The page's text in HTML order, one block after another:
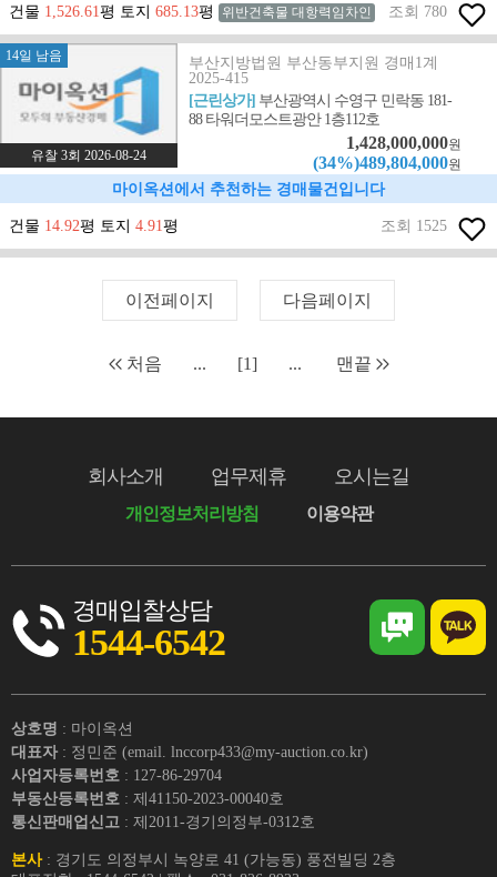
건물 1,526.61평 토지 685.13평 위반건축물 대항력임차인 조회 780
14일 남음
유찰 3회 2026-08-24
부산지방법원 부산동부지원 경매1계
2025-415
[근린상가] 부산광역시 수영구 민락동 181-
88 타워더모스트광안 1층112호
1,428,000,000원
(34%)489,804,000원
마이옥션에서 추천하는 경매물건입니다
건물 14.92평 토지 4.91평 조회 1525
이전페이지 다음페이지
처음 ... [1] ... 맨끝
회사소개 업무제휴 오시는길
개인정보처리방침 이용약관
경매입찰상담
1544-6542
상호명 : 마이옥션
대표자 : 정민준 (email. lnccorp433@my-auction.co.kr)
사업자등록번호 : 127-86-29704
부동산등록번호 : 제41150-2023-00040호
통신판매업신고 : 제2011-경기의정부-0312호
본사: 경기도 의정부시 녹양로 41 (가능동) 풍전빌딩 2층